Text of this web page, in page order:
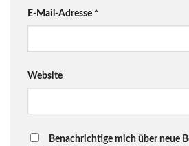
E-Mail-Adresse *
Website
Benachrichtige mich über neue